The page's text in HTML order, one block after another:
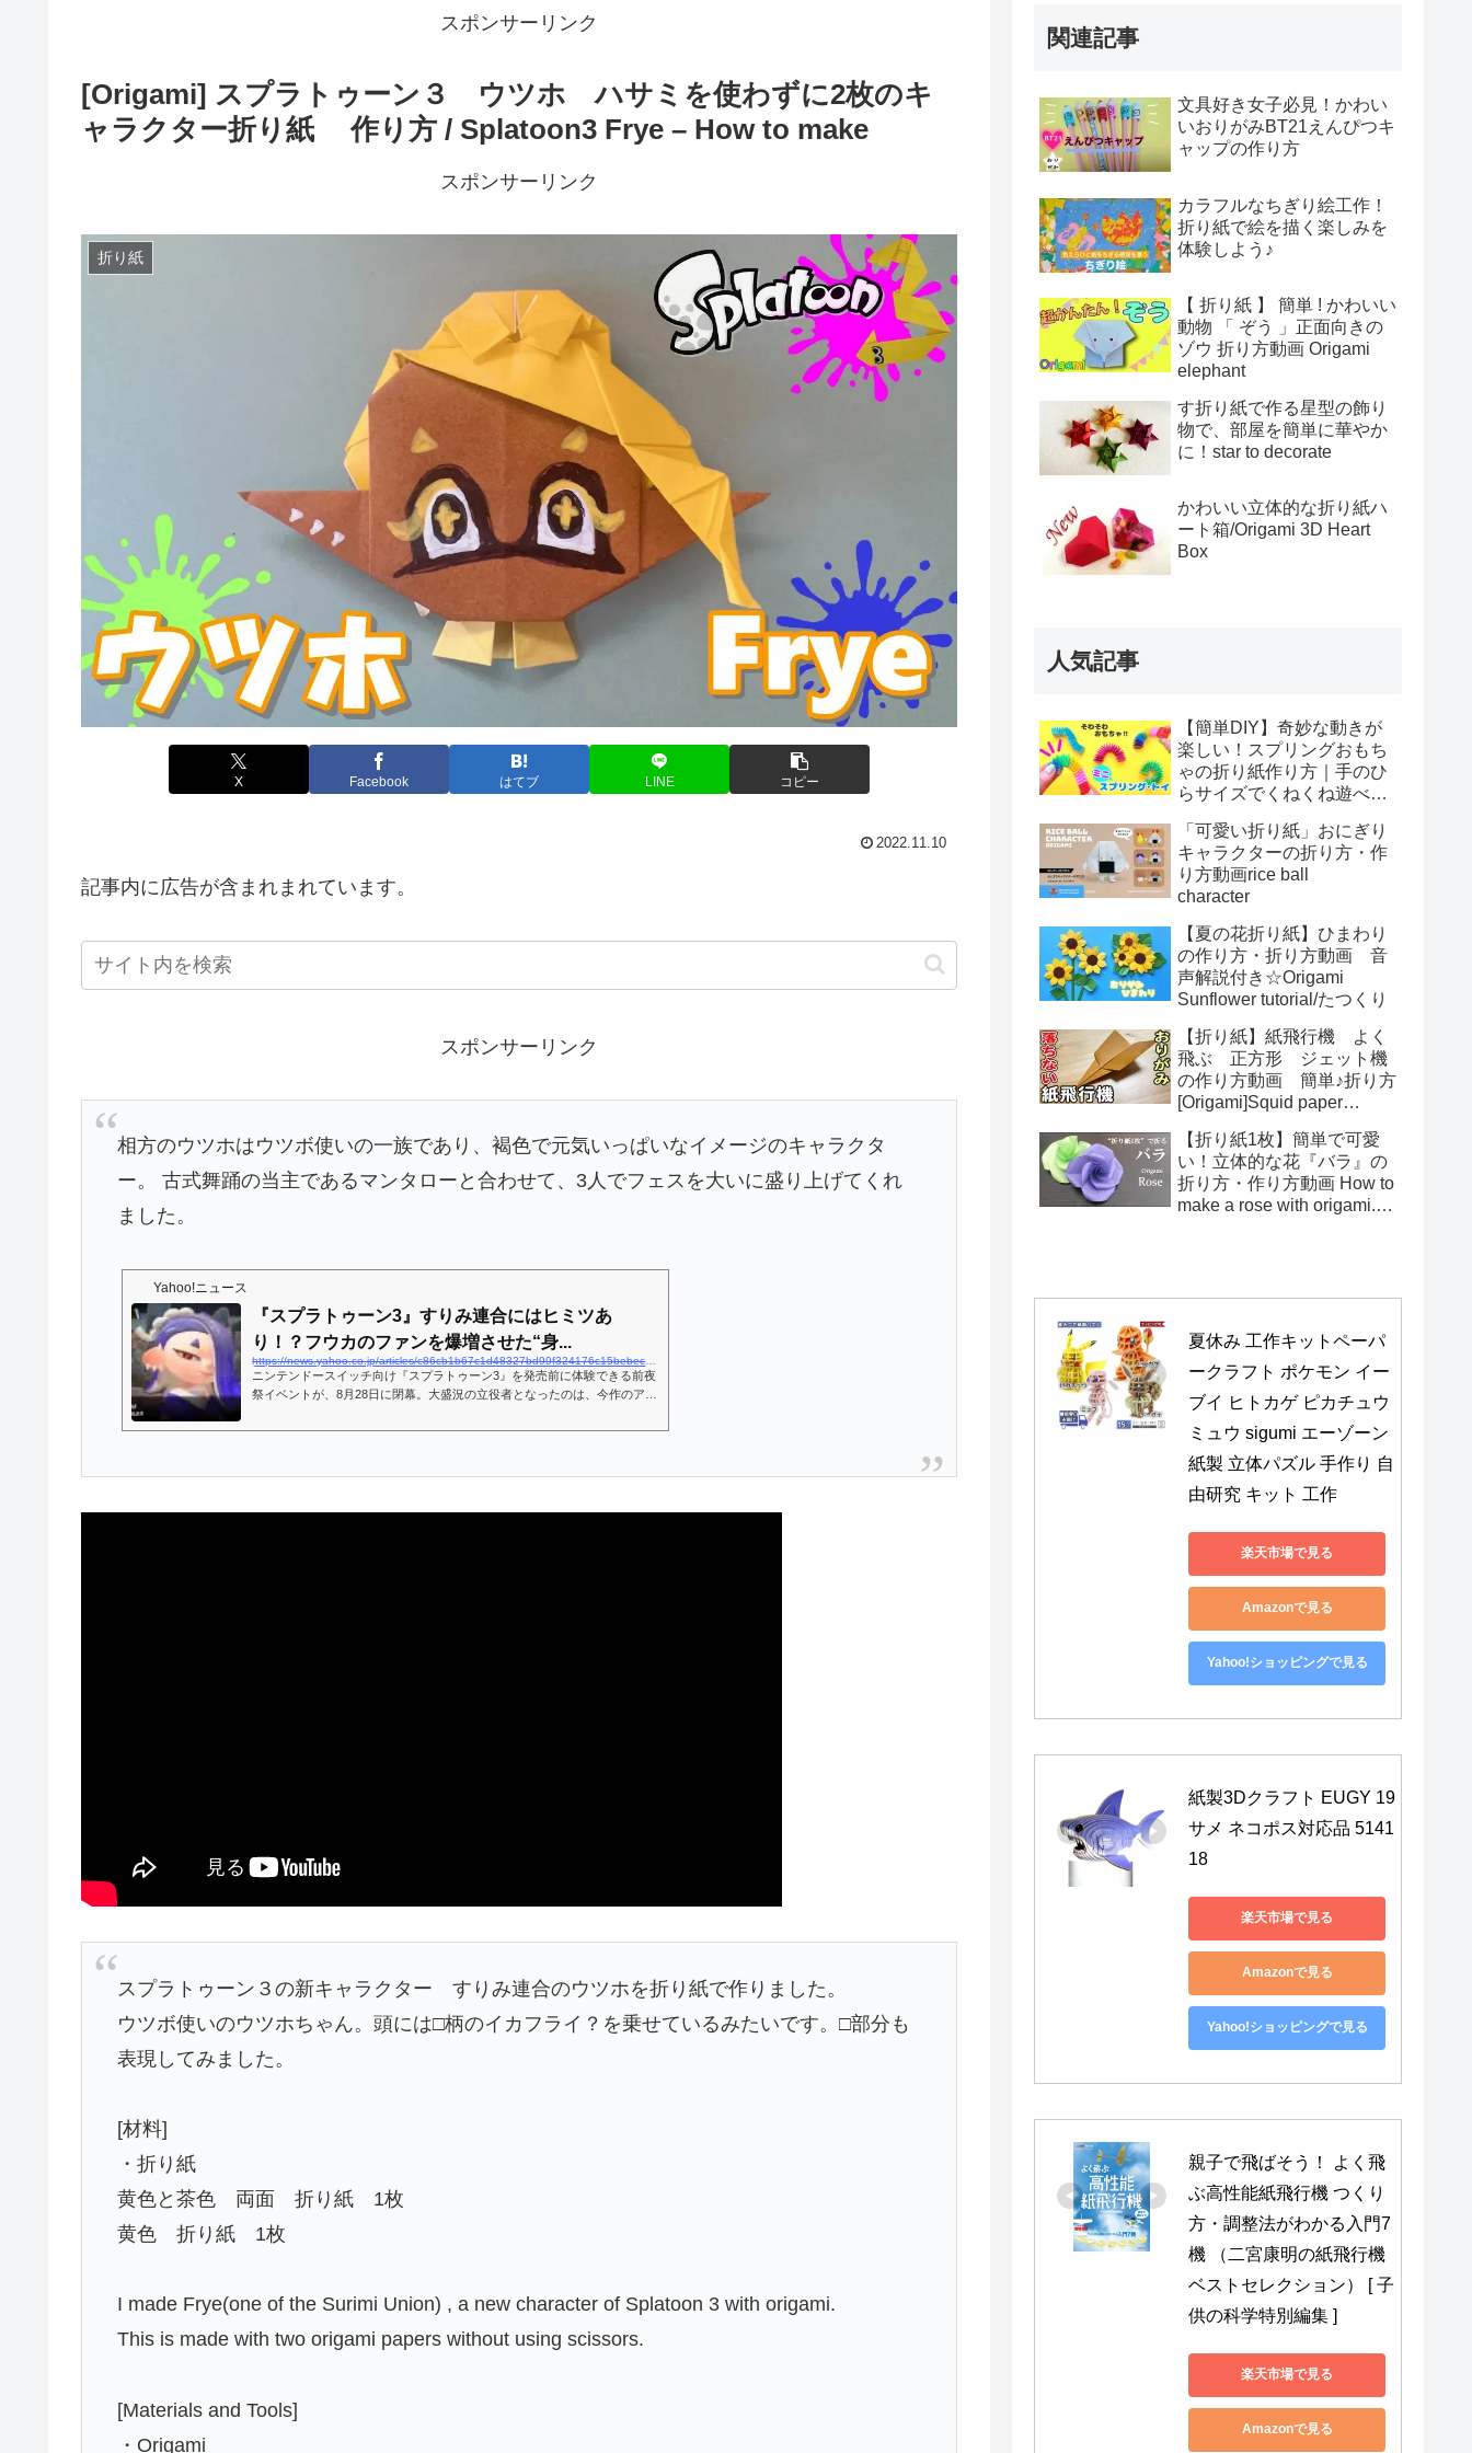
スポンサーリンク
[Origami] スプラトゥーン３ ウツホ ハサミを使わずに2枚のキ
ャラクター折り紙 作り方 / Splatoon3 Frye – How to make
スポンサーリンク
折り紙
X Facebook はてブ LINE コピー
2022.11.10
記事内に広告が含まれまれています。
スポンサーリンク
相方のウツホはウツボ使いの一族であり、褐色で元気いっぱいなイメージのキャラクタ
ー。 古式舞踊の当主であるマンタローと合わせて、3人でフェスを大いに盛り上げてくれ
ました。
Yahoo!ニュース
『スプラトゥーン3』すりみ連合にはヒミツあ
り！？フウカのファンを爆増させた“身...
https://news.yahoo.co.jp/articles/c86cb1b67c1d48327bd99f324176c15bebeca897
ニンテンドースイッチ向け『スプラトゥーン3』を発売前に体験できる前夜
祭イベントが、8月28日に閉幕。大盛況の立役者となったのは、今作のアイ
スプラトゥーン３の新キャラクター すりみ連合のウツホを折り紙で作りました。
ウツボ使いのウツホちゃん。頭には□柄のイカフライ？を乗せているみたいです。□部分も
表現してみました。
[材料]
・折り紙
黄色と茶色 両面 折り紙 1枚
黄色 折り紙 1枚
I made Frye(one of the Surimi Union) , a new character of Splatoon 3 with origami.
This is made with two origami papers without using scissors.
[Materials and Tools]
・Origami
関連記事
文具好き女子必見！かわい
いおりがみBT21えんぴつキ
ャップの作り方
カラフルなちぎり絵工作！
折り紙で絵を描く楽しみを
体験しよう♪
【 折り紙 】 簡単 ! かわいい
動物 「 ぞう 」正面向きの
ゾウ 折り方動画 Origami
elephant
す折り紙で作る星型の飾り
物で、部屋を簡単に華やか
に！star to decorate
かわいい立体的な折り紙ハ
ート箱/Origami 3D Heart
Box
人気記事
【簡単DIY】奇妙な動きが
楽しい！スプリングおもち
ゃの折り紙作り方｜手のひ
らサイズでくねくね遊べ
toys Origami
「可愛い折り紙」おにぎり
キャラクターの折り方・作
り方動画rice ball
character
【夏の花折り紙】ひまわり
の作り方・折り方動画 音
声解説付き☆Origami
Sunflower tutorial/たつくり
【折り紙】紙飛行機 よく
飛ぶ 正方形 ジェット機
の作り方動画 簡単♪折り方
[Origami]Squid paper
【折り紙1枚】簡単で可愛
い！立体的な花『バラ』の
折り方・作り方動画 How to
make a rose with origami.It's
夏休み 工作キットペーパ
ークラフト ポケモン イー
ブイ ヒトカゲ ピカチュウ
ミュウ sigumi エーゾーン
紙製 立体パズル 手作り 自
由研究 キット 工作
楽天市場で見る
Amazonで見る
Yahoo!ショッピングで見る
紙製3Dクラフト EUGY 19
サメ ネコポス対応品 5141
18
楽天市場で見る
Amazonで見る
Yahoo!ショッピングで見る
親子で飛ばそう！ よく飛
ぶ高性能紙飛行機 つくり
方・調整法がわかる入門7
機 （二宮康明の紙飛行機
ベストセレクション） [ 子
供の科学特別編集 ]
楽天市場で見る
Amazonで見る